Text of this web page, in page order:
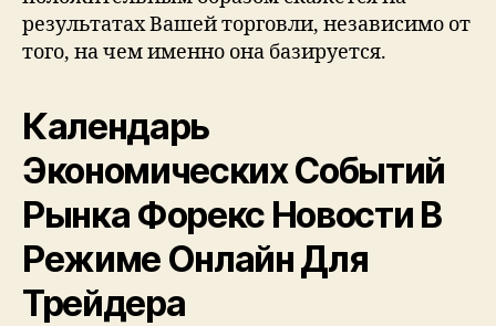
результатах Вашей торговли, независимо от
того, на чем именно она базируется.
Календарь
Экономических Событий
Рынка Форекс Новости В
Режиме Онлайн Для
Трейдера